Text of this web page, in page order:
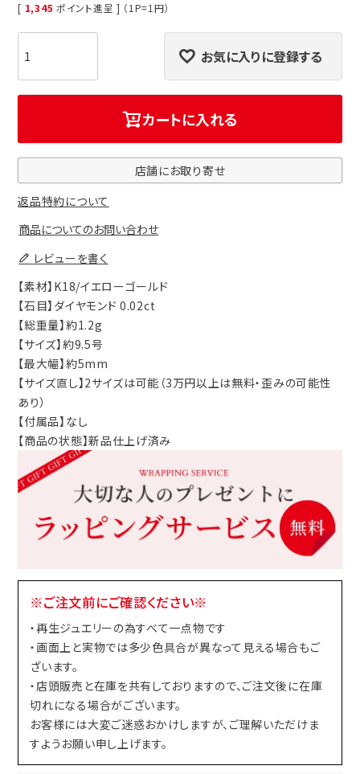
[ 1,345 ポイント進呈 ] （1P=1円）
お気に入りに登録する
カートに入れる
店舗にお取り寄せ
返品特約について
商品についてのお問い合わせ
レビューを書く
【素材】K18/イエローゴールド
【石目】ダイヤモンド 0.02ct
【総重量】約1.2g
【サイズ】約9.5号
【最大幅】約5mm
【サイズ直し】2サイズは可能（3万円以上は無料・歪みの可能性
あり）
【付属品】なし
【商品の状態】新品仕上げ済み
※ご注文前にご確認ください※
・再生ジュエリーの為すべて一点物です
・画面上と実物では多少色具合が異なって見える場合もご
ざいます。
・店頭販売と在庫を共有しておりますので、ご注文後に在庫
切れになる場合がございます。
お客様には大変ご迷惑おかけしますが、ご理解いただけま
すようお願い申し上げます。